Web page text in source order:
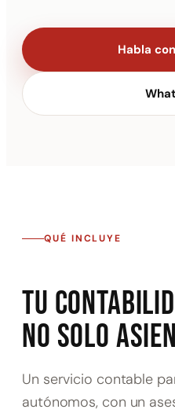
Habla
QUÉ INCLUYE
Tu
no solo
Un servicio contable
autónomos, con un